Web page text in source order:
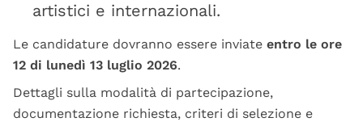
artistici e internazionali.
Le candidature dovranno essere inviate entro le ore
12 di lunedì 13 luglio 2026.
Dettagli sulla modalità di partecipazione,
documentazione richiesta, criteri di selezione e